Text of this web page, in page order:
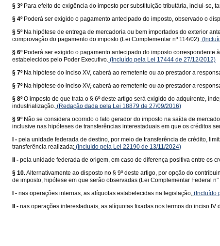
§ 3º Para efeito de exigência do imposto por substituição tributária, inclui-se,
§ 4º Poderá ser exigido o pagamento antecipado do imposto, observado o
§ 5º Na hipótese de entrega de mercadoria ou bem importados do exterior
comprovação do pagamento do imposto (Lei Complementar nº 114/02).
§ 6º Poderá ser exigido o pagamento antecipado do imposto
estabelecidos pelo Poder Executivo. (Incluído pela Lei 17444 de 27/12/2012)
§ 7º Na hipótese do inciso XV, caberá ao remetente ou ao prestador a
§ 7º Na hipótese do inciso XV, caberá ao remetente ou ao prestador a
§ 8º O imposto de que trata o § 6º deste artigo será exigido do adquirente,
industrialização. (Redação dada pela Lei 18879 de 27/09/2016)
§ 9º Não se considera ocorrido o fato gerador do imposto na saída de
inclusive nas hipóteses de transferências interestaduais em que os créditos
I - pela unidade federada de destino, por meio de transferência de crédito,
transferência realizada; (Incluído pela Lei 22190 de 13/11/2024)
II - pela unidade federada de origem, em caso de diferença positiva entre os
§ 10.Alternativamente ao disposto no § 9º deste artigo, por opção do
de imposto, hipótese em que serão observadas (Lei Complementar Federal
I - nas operações internas, as alíquotas estabelecidas na legislação; (Incluído
II - nas operações interestaduais, as alíquotas fixadas nos termos do inciso IV